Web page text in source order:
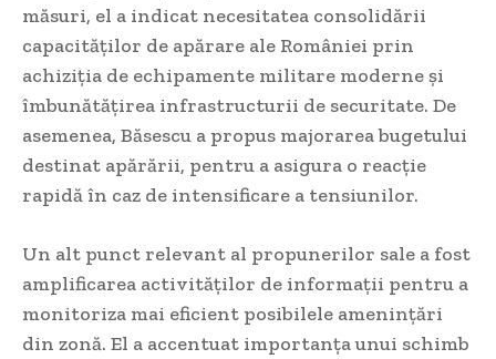
măsuri, el a indicat necesitatea consolidării
capacităților de apărare ale României prin
achiziția de echipamente militare moderne și
îmbunătățirea infrastructurii de securitate. De
asemenea, Băsescu a propus majorarea bugetului
destinat apărării, pentru a asigura o reacție
rapidă în caz de intensificare a tensiunilor.
Un alt punct relevant al propunerilor sale a fost
amplificarea activităților de informații pentru a
monitoriza mai eficient posibilele amenințări
din zonă. El a accentuat importanța unui schimb